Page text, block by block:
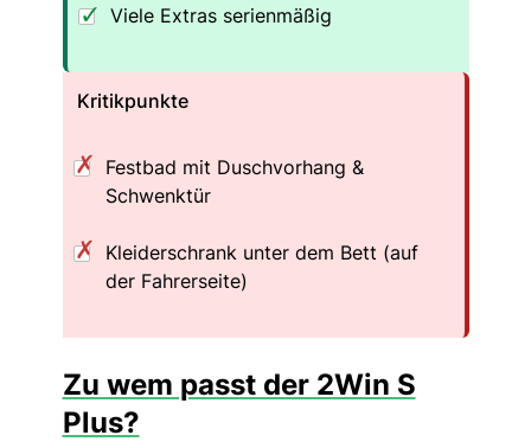
Viele Extras serienmäßig
Kritikpunkte
Festbad mit Duschvorhang &
Schwenktür
Kleiderschrank unter dem Bett (auf
der Fahrerseite)
Zu wem passt der 2Win S
Plus?